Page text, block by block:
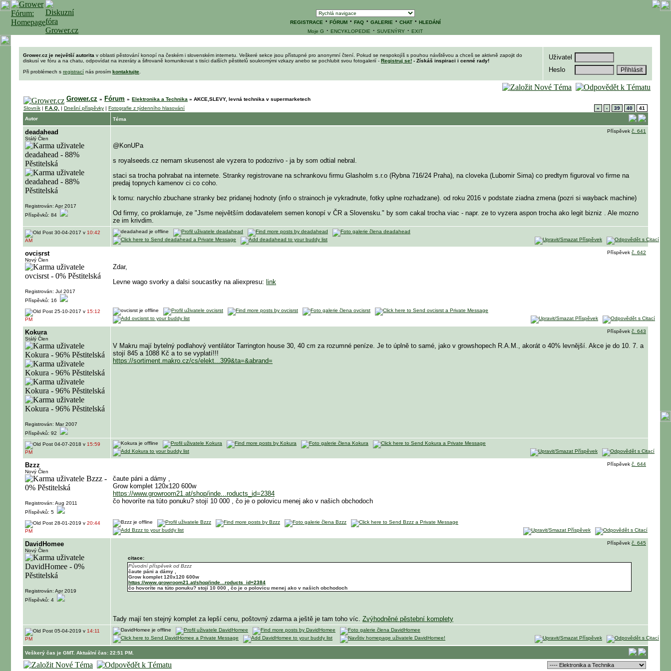
REGISTRACE · FÓRUM· FAQ· GALERIE · CHAT· HLEDÁNÍ
Moje G · ENCYKLOPEDIE · SUVENÝRY · EXIT
Grower.cz je největší autorita v oblasti pěstování konopí na českém i slovenském internetu. Veškeré sekce jsou přístupné pro anonymní čtení. Pokud se nespokojíš s pouhou návštěvou a chceš se aktivně zapojit do
diskusí ve fóru a na chatu, odpovídat na inzeráty a šifrovaně komunikovat s tisíci dalších pěstitelů soukromými vzkazy anebo se pochlubit svou fotogalerií - Registruj se! - Získáš inspiraci i cenné rady!
Při problémech s registrací nás prosím kontaktujte
Uživatel
Heslo
Grower.cz » Fórum » Elektronika a Technika » AKCE,SLEVY, levná technika v supermarketech
Slovník | F.A.Q. | Dnešní příspěvky | Fotografie z týdenního hlasování « ‹ 39 40
41
Autor
Téma
deadahead
Stálý Člen
Registrován: Apr 2017
Příspěvků: 84
Příspěvek č. 641
@KonUPa
s royalseeds.cz nemam skusenost ale vyzera to podozrivo - ja by som odtial nebral.
staci sa trocha pohrabat na internete. Stranky registrovane na schrankovu firmu Glasholm s.r.o (Rybna 716/24 Praha), na cloveka (Lubomir Sima) co predtym figuroval vo firme na
predaj topnych kamenov ci co coho.
k tomu: narychlo zbuchane stranky bez pridanej hodnoty (info o strainoch je vykradnute, fotky uplne rozhadzane). od roku 2016 v podstate ziadna zmena (pozri si wayback machine)
Od firmy, co proklamuje, ze "Jsme největším dodavatelem semen konopí v ČR a Slovensku." by som cakal trocha viac - napr. ze to vyzera aspon trocha ako legit bizniz . Ale mozno
ze im krivdim.
30-04-2017 v 10:42
AM
ovcisrst
Nový Člen
Registrován: Jul 2017
Příspěvků: 16
Příspěvek č. 642
Zdar,
Levne wago svorky a dalsi soucastky na aliexpresu: link
25-10-2017 v 15:12
PM
Kokura
Stálý Člen
Registrován: Mar 2007
Příspěvků: 92
Příspěvek č. 643
V Makru mají bytelný podlahový ventilátor Tarrington house 30, 40 cm za rozumné peníze. Je to úplně to samé, jako v growshopech R.A.M., akorát o 40% levnější. Akce je do 10. 7. a
stojí 845 a 1088 Kč a to se vyplatí!!!
https://sortiment.makro.cz/cs/elekt...399&ta=&abrand=
04-07-2018 v 15:59
PM
Bzzz
Nový Člen
Registrován: Aug 2011
Příspěvků: 5
Příspěvek č. 644
čaute páni a dámy ,
Grow komplet 120x120 600w
https://www.growroom21.at/shop/inde...roducts_id=2384
čo hovoríte na túto ponuku? stojí 10 000 , čo je o polovicu menej ako v našich obchodoch
28-01-2019 v 20:44
PM
DavidHomee
Nový Člen
Registrován: Apr 2019
Příspěvků: 4
Příspěvek č. 645
citace:
Původní příspěvek od Bzzz
čaute páni a dámy ,
Grow komplet 120x120 600w
https://www.growroom21.at/shop/inde...roducts_id=2384
čo hovoríte na túto ponuku? stojí 10 000 , čo je o polovicu menej ako v našich obchodoch
Tady mají ten stejný komplet za lepší cenu, poštovný zdarma a ještě je tam toho víc. Zvýhodněné pěstební komplety
05-04-2019 v 14:11
PM
Veškerý čas je GMT. Aktuální čas: 22:51 PM.